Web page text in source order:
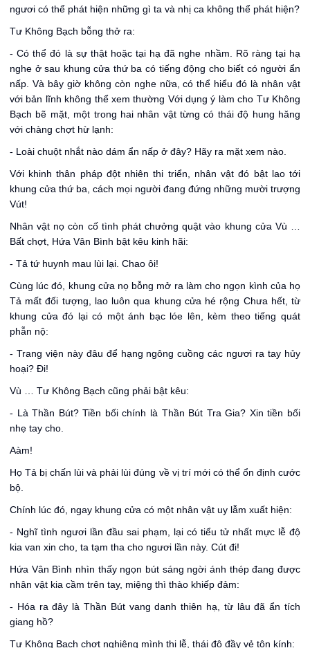
ngươi có thể phát hiện những gì ta và nhị ca không thể phát hiện?
Tư Không Bạch bỗng thở ra:
- Có thể đó là sự thật hoặc tại hạ đã nghe nhầm. Rõ ràng tại hạ
nghe ở sau khung cửa thứ ba có tiếng động cho biết có người ẩn
nấp. Và bây giờ không còn nghe nữa, có thể hiểu đó là nhân vật
với bản lĩnh không thể xem thường Với dụng ý làm cho Tư Không
Bạch bẽ mặt, một trong hai nhân vật từng có thái độ hung hăng
với chàng chợt hừ lạnh:
- Loài chuột nhắt nào dám ẩn nấp ở đây? Hãy ra mặt xem nào.
Với khinh thân pháp đột nhiên thi triển, nhân vật đó bật lao tới
khung cửa thứ ba, cách mọi người đang đứng những mười trượng
Vút!
Nhân vật nọ còn cố tình phát chưởng quật vào khung cửa Vù …
Bất chợt, Hứa Vân Bình bật kêu kinh hãi:
- Tả tứ huynh mau lùi lại. Chao ôi!
Cùng lúc đó, khung cửa nọ bỗng mở ra làm cho ngọn kình của họ
Tả mất đối tượng, lao luôn qua khung cửa hé rộng Chưa hết, từ
khung cửa đó lại có một ánh bạc lóe lên, kèm theo tiếng quát
phẫn nộ:
- Trang viện này đâu để hạng ngông cuồng các ngươi ra tay hủy
hoại? Đi!
Vù … Tư Không Bạch cũng phải bật kêu:
- Là Thần Bút? Tiền bối chính là Thần Bút Tra Gia? Xin tiền bối
nhẹ tay cho.
Aàm!
Họ Tả bị chấn lùi và phải lùi đúng về vị trí mới có thể ổn định cước
bộ.
Chính lúc đó, ngay khung cửa có một nhân vật uy lẫm xuất hiện:
- Nghĩ tình ngươi lần đầu sai phạm, lại có tiểu tử nhất mực lễ độ
kia van xin cho, ta tạm tha cho ngươi lần này. Cút đi!
Hứa Vân Bình nhìn thấy ngọn bút sáng ngời ánh thép đang được
nhân vật kia cầm trên tay, miệng thì thào khiếp đảm:
- Hóa ra đây là Thần Bút vang danh thiên hạ, từ lâu đã ẩn tích
giang hồ?
Tư Không Bạch chợt nghiêng mình thi lễ, thái độ đầy vẻ tôn kính: